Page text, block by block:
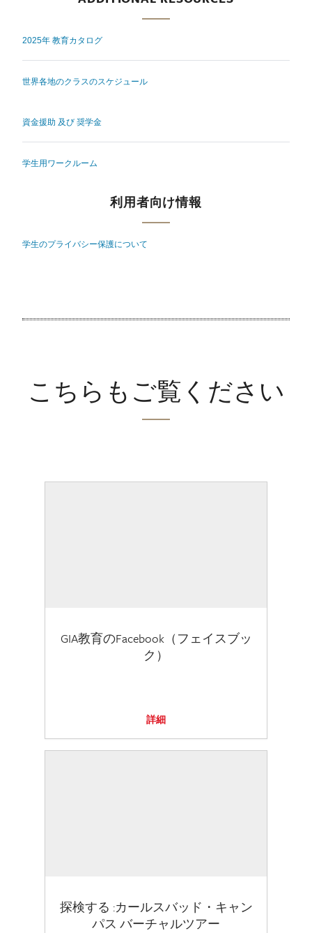
2025年 教育カタログ
世界各地のクラスのスケジュール
資金援助 及び 奨学金
学生用ワークルーム
利用者向け情報
学生のプライバシー保護について
こちらもご覧ください
GIA教育のFacebook（フェイスブッ
ク）
詳細
探検する :カールスバッド・キャン
パス バーチャルツアー